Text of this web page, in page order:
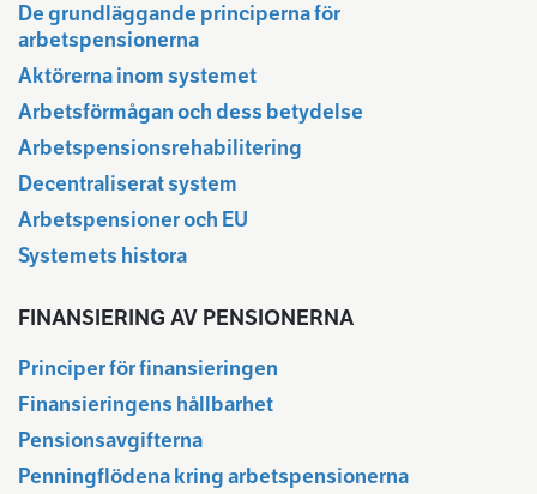
De grundläggande principerna för
arbetspensionerna
Aktörerna inom systemet
Arbetsförmågan och dess betydelse
Arbetspensionsrehabilitering
Decentraliserat system
Arbetspensioner och EU
Systemets histora
FINANSIERING AV PENSIONERNA
Principer för finansieringen
Finansieringens hållbarhet
Pensionsavgifterna
Penningflödena kring arbetspensionerna